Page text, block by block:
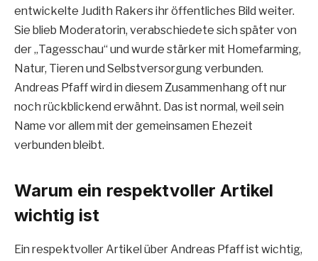
entwickelte Judith Rakers ihr öffentliches Bild weiter.
Sie blieb Moderatorin, verabschiedete sich später von
der „Tagesschau“ und wurde stärker mit Homefarming,
Natur, Tieren und Selbstversorgung verbunden.
Andreas Pfaff wird in diesem Zusammenhang oft nur
noch rückblickend erwähnt. Das ist normal, weil sein
Name vor allem mit der gemeinsamen Ehezeit
verbunden bleibt.
Warum ein respektvoller Artikel
wichtig ist
Ein respektvoller Artikel über Andreas Pfaff ist wichtig,